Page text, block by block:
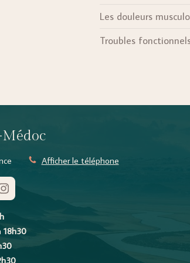
Les douleurs
Troubles
Afficher le téléphone
18h30